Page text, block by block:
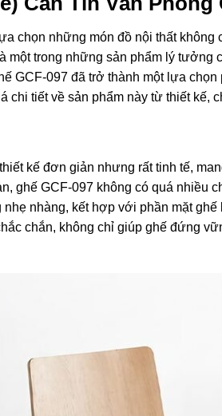
chọn những món đồ nội thất
một trong những sản phẩm lý tưởng
GCF-097 đã trở thành một lựa
chi tiết về sản phẩm này từ thiết kế,
kế đơn giản nhưng rất tinh tế,
ghế GCF-097 không có quá nhiều
nhàng, kết hợp với phần mặt
chắn, không chỉ giúp ghế đứng